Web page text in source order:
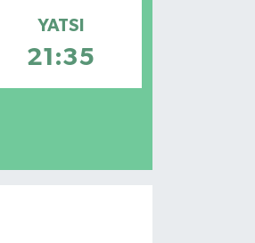
YATSI
21:35